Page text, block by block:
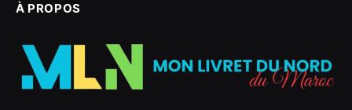
À PROPOS